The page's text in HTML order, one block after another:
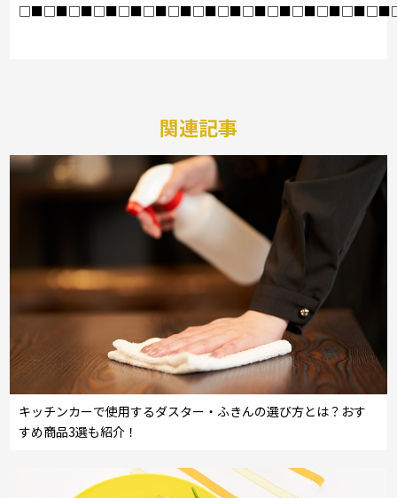
関連記事
キッチンカーで使用するダスター・ふきんの選び方とは？おす
すめ商品3選も紹介！